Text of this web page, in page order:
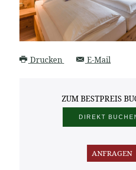
Drucken E-Mail
ZUM BESTPREIS